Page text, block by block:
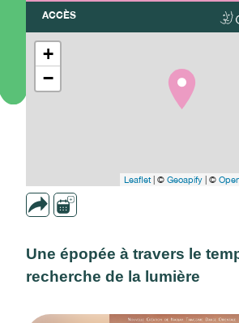
ACCÈS
+
−
Leaflet| © Geoapify | ©
Une épopée à travers le
recherche de la lumière